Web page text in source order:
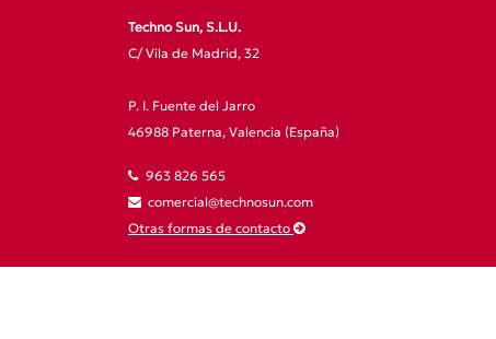
Techno Sun, S.L.U.
C/ Vila de Madrid, 32
P. I. Fuente del Jarro
46988 Paterna, Valencia (España)
963 826 565
comercial@technosun.com
Otras formas de contacto